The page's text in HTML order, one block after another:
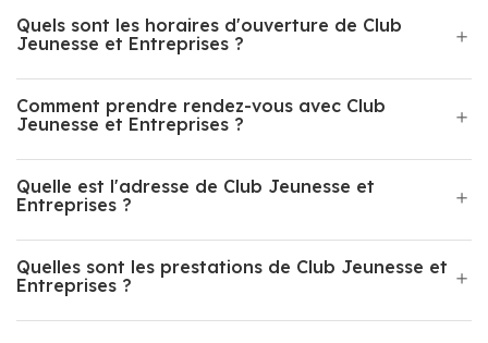
Quels sont les horaires d'ouverture de Club
Jeunesse et Entreprises ?
Comment prendre rendez-vous avec Club
Jeunesse et Entreprises ?
Quelle est l'adresse de Club Jeunesse et
Entreprises ?
Quelles sont les prestations de Club Jeunesse et
Entreprises ?